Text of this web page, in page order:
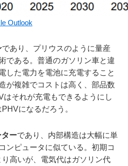
Outlook
であり、プリウスのように量産
である。普通のガソリン車と違
した電力を電池に充電すること
が複雑でコストは高く、部品数
はそれが充電もできるようにし
になるだろう。
ターであり、内部構造は大幅に単
ンピュータに似ている。初期コ
高いが、電気代はガソリン代